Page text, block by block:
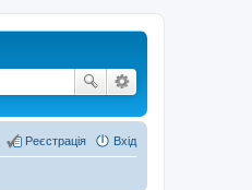
Вхід
Реєстрація